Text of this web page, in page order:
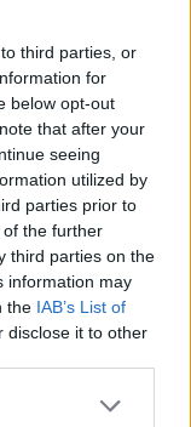
third parties, or
for
below opt-out
that after your
seeing
utilized by
parties prior to
the further
third parties on the
information may
the IAB’s List of
disclose it to other
till
Park
hjälpa LFK att